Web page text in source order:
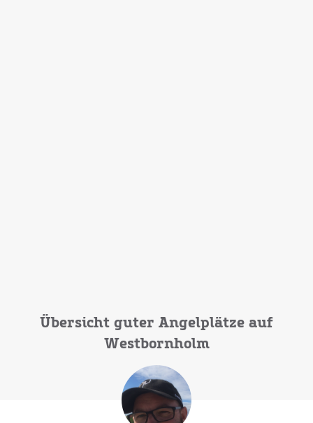
Übersicht guter Angelplätze auf
Westbornholm